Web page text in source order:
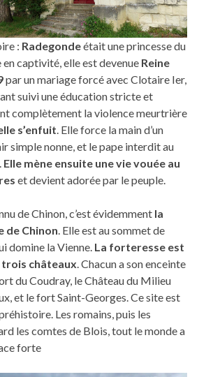
: Radegondeétait une princesse du
en captivité, elle est devenue Reine
par un mariage forcé avec Clotaire Ier,
suivi une éducation stricte et
complètement la violence meurtrière
s’enfuit. Elle force la main d’un
simple nonne, et le pape interdit au
Elle mène ensuite une vie vouée au
et devient adorée par le peuple.
de Chinon, c’est évidemment la
de Chinon. Elle est au sommet de
domine la Vienne. La forteresse est
châteaux. Chacun a son enceinte
du Coudray, le Château du Milieu
et le fort Saint-Georges. Ce site est
Les romains, puis les
les comtes de Blois, tout le monde a
forte